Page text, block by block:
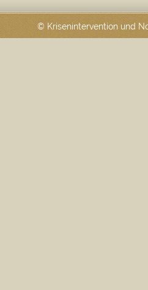
© Krisenintervention und